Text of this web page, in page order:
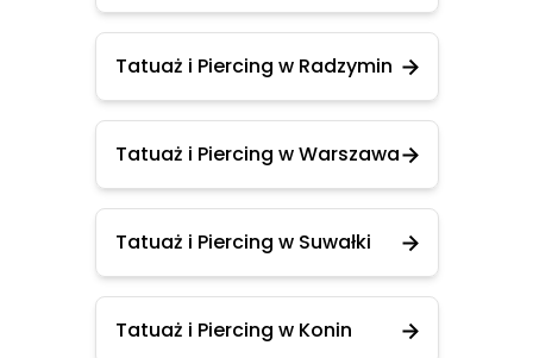
Tatuaż i Piercing w Radzymin
Tatuaż i Piercing w Warszawa
Tatuaż i Piercing w Suwałki
Tatuaż i Piercing w Konin